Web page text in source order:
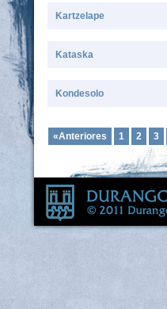
Kartzelape
Kataska
Kondesolo
«Anteriores 1 2 3